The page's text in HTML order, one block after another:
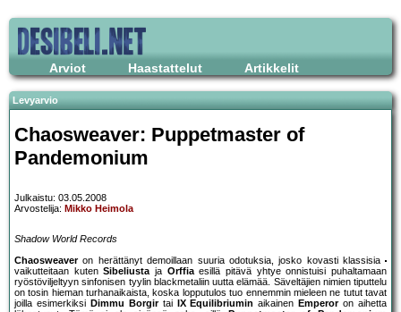
Arviot Haastattelut Artikkelit
Levyarvio
Chaosweaver: Puppetmaster of
Pandemonium
Julkaistu: 03.05.2008
Arvostelija: Mikko Heimola
Shadow World Records
Chaosweaveron herättänyt demoillaan suuria odotuksia, josko kovasti klassisia
vaikutteitaan kutenSibeliustaja Orffiaesillä pitävä yhtye onnistuisi puhaltamaan
ryöstöviljeltyyn sinfonisen tyylin blackmetaliin uutta elämää. Säveltäjien nimien tiputtelu
on tosin hieman turhanaikaista, koska lopputulos tuo ennemmin mieleen ne tutut tavat
joilla esimerkiksi Dimmu Borgirtai IX Equilibriumin aikainen Emperoron aihetta